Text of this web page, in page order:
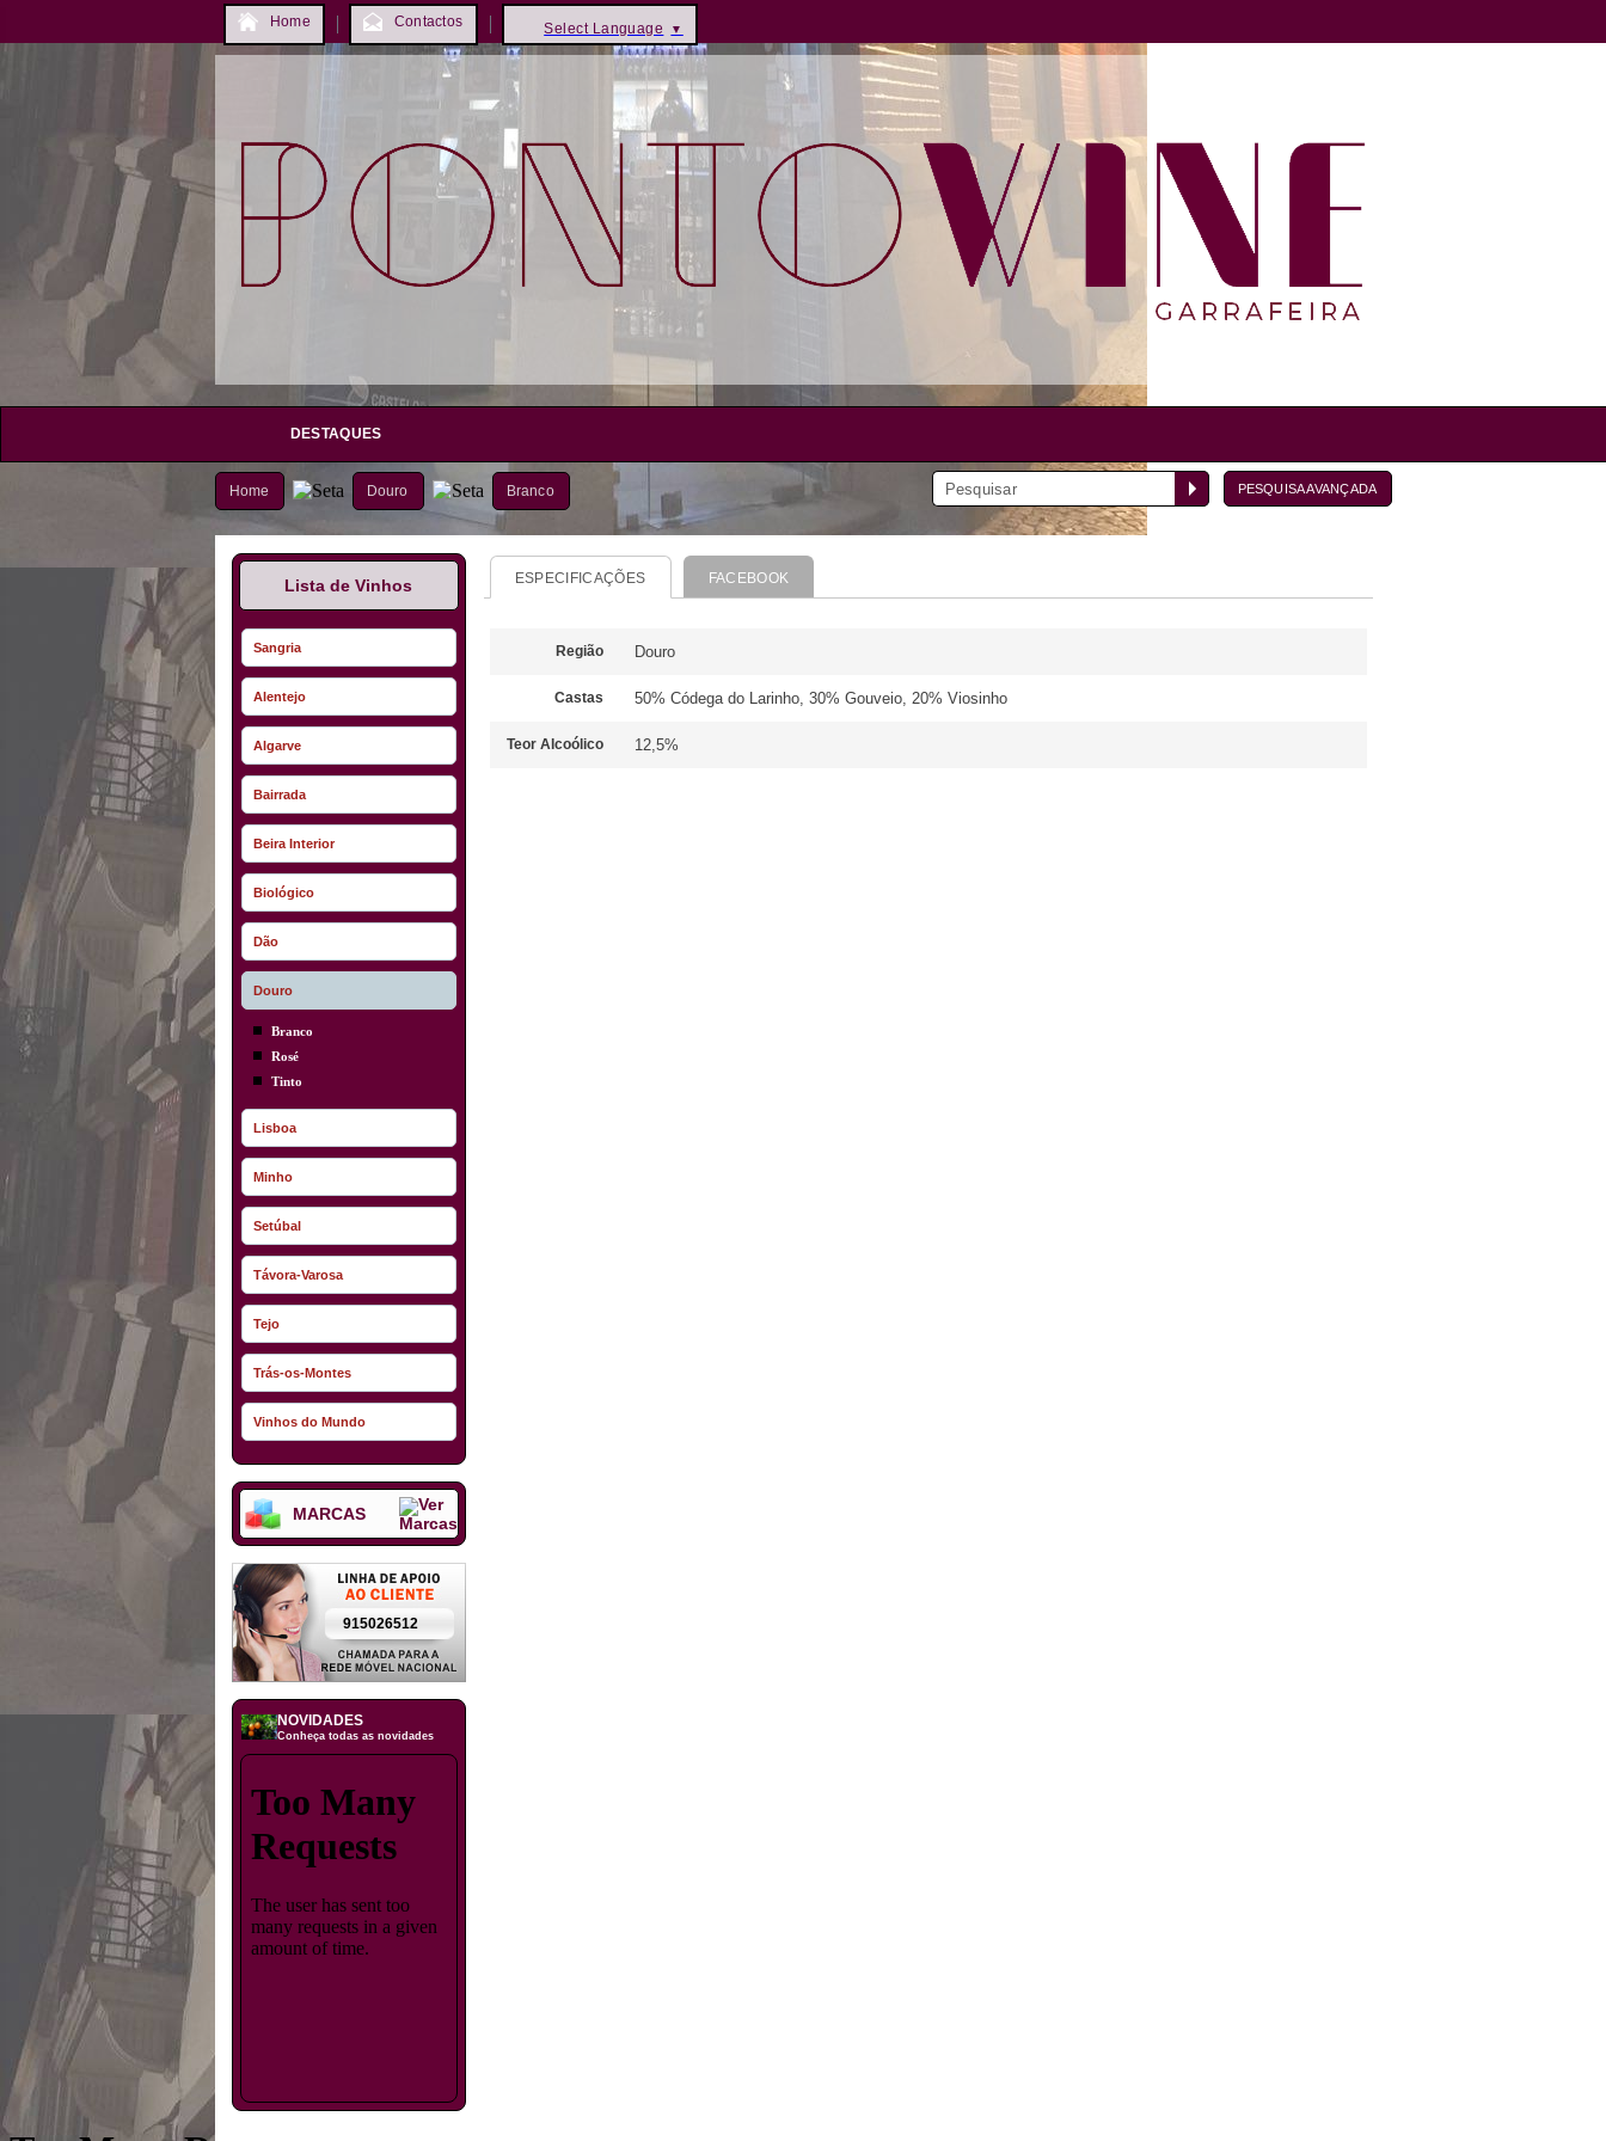
Home Contactos Select Language ▼
DESTAQUES
Home Douro Branco PESQUISA AVANÇADA
Lista de Vinhos
Sangria
Alentejo
Algarve
Bairrada
Beira Interior
Biológico
Dão
Douro
Branco
Rosé
Tinto
Lisboa
Minho
Setúbal
Távora-Varosa
Tejo
Trás-os-Montes
Vinhos do Mundo
MARCAS
915026512
NOVIDADES
Conheça todas as novidades
ESPECIFICAÇÕES FACEBOOK
Região Douro
Castas 50% Códega do Larinho, 30% Gouveio, 20% Viosinho
Teor Alcoólico 12,5%